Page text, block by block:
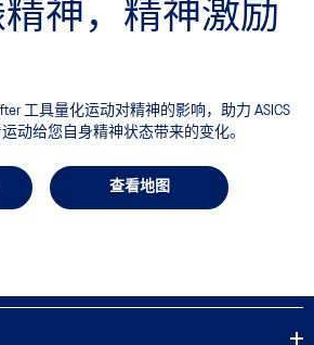
神，精神激励
工具量化运动对精神的影响，助力 ASICS
动给您自身精神状态带来的变化。
查看地图